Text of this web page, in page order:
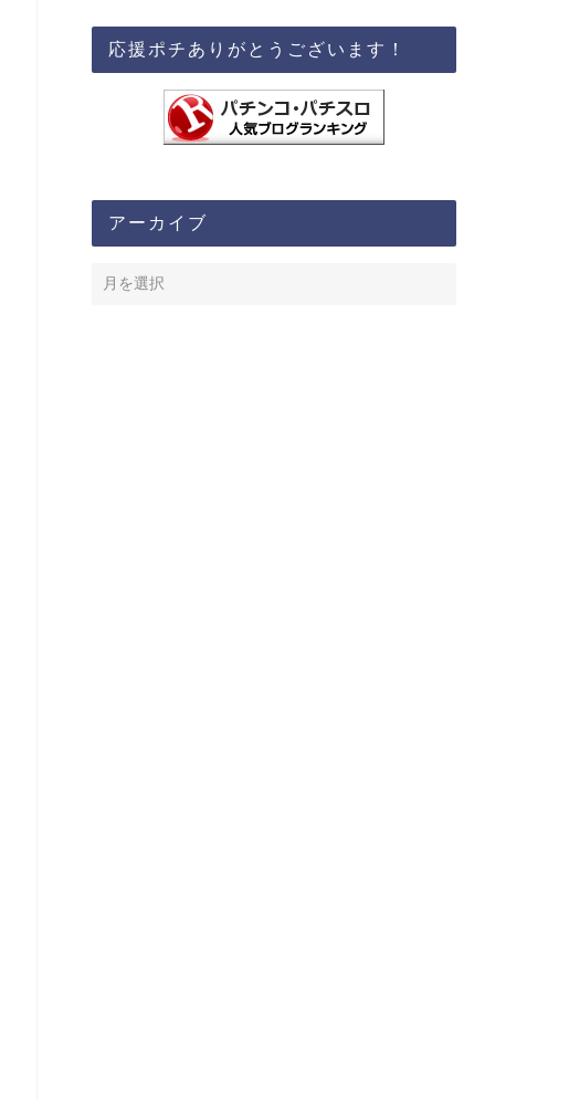
応援ポチありがとうございます！
アーカイブ